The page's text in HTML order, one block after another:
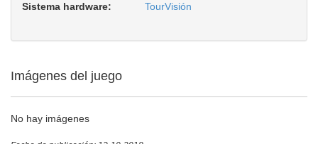
Sistema hardware:
TourVisión
Imágenes del juego
No hay imágenes